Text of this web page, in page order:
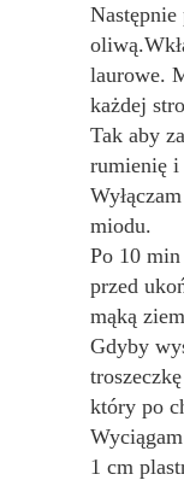
laurowe.
każdej
Tak aby
rumienię i
miodu.
Po 10
przed
mąką
Gdyby
który po
1 cm